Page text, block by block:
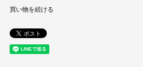
買い物を続ける